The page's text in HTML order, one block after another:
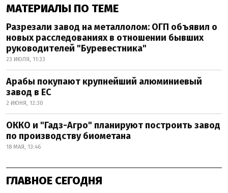
МАТЕРИАЛЫ ПО ТЕМЕ
Разрезали завод на металлолом: ОГП объявил о
новых расследованиях в отношении бывших
руководителей "Буревестника"
23 ИЮЛЯ, 11:33
Арабы покупают крупнейший алюминиевый
завод в ЕС
2 ИЮНЯ, 12:30
ОККО и "Гадз-Агро" планируют построить завод
по производству биометана
18 МАЯ, 13:46
ГЛАВНОЕ СЕГОДНЯ